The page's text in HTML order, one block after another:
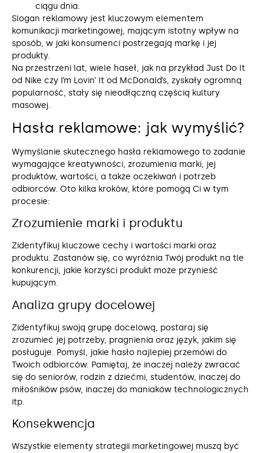
ciągu dnia.
Slogan reklamowy jest kluczowym elementem
komunikacji marketingowej, mającym istotny wpływ na
sposób, w jaki konsumenci postrzegają markę i jej
produkty.
Na przestrzeni lat, wiele haseł, jak na przykład Just Do It
od Nike czy I’m Lovin’ It od McDonald’s, zyskały ogromną
popularność, stały się nieodłączną częścią kultury
masowej.
Hasła reklamowe: jak wymyślić?
Wymyślanie skutecznego hasła reklamowego to zadanie
wymagające kreatywności, zrozumienia marki, jej
produktów, wartości, a także oczekiwań i potrzeb
odbiorców. Oto kilka kroków, które pomogą Ci w tym
procesie:
Zrozumienie marki i produktu
Zidentyfikuj kluczowe cechy i wartości marki oraz
produktu. Zastanów się, co wyróżnia Twój produkt na tle
konkurencji, jakie korzyści produkt może przynieść
kupującym.
Analiza grupy docelowej
Zidentyfikuj swoją grupę docelową, postaraj się
zrozumieć jej potrzeby, pragnienia oraz język, jakim się
posługuje. Pomyśl, jakie hasło najlepiej przemówi do
Twoich odbiorców. Pamiętaj, że inaczej należy zwracać
się do seniorów, rodzin z dziećmi, studentów, inaczej do
miłośników psów, inaczej do maniaków technologicznych
itp.
Konsekwencja
Wszystkie elementy strategii marketingowej muszą być